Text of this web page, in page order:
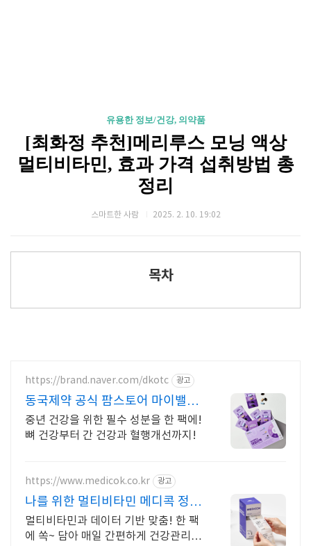
유용한 정보/건강, 의약품
[최화정 추천]메리루스 모닝 액상
멀티비타민, 효과 가격 섭취방법 총
정리
스마트한 사람 2025. 2. 10. 19:02
목차
https://brand.naver.com/dkotc 광고
동국제약 공식 팜스토어 마이밸런
스 올인원 멀티비타민
중년 건강을 위한 필수 성분을 한 팩에!
뼈 건강부터 간 건강과 혈행개선까지!
https://www.medicok.co.kr 광고
나를 위한 멀티비타민 메디콕 정기
구독 평생 할인 혜택!
멀티비타민과 데이터 기반 맞춤! 한 팩
에 쏙~ 담아 매일 간편하게 건강관리